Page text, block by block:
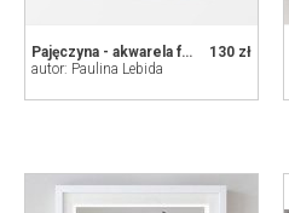
130 zł
Pajęczyna - akwarela formatu A5
autor: Paulina Lebida